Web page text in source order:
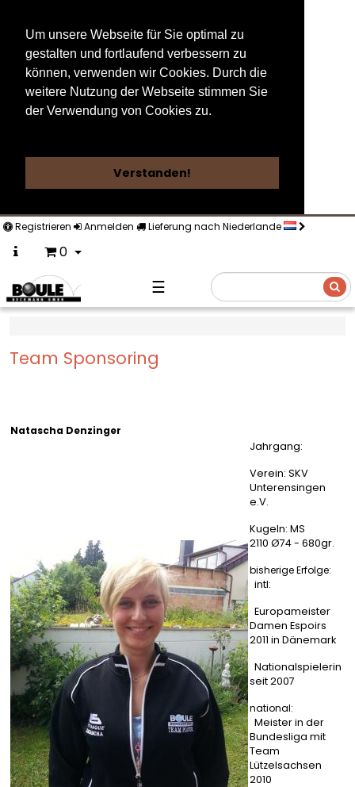
Um unsere Webseite für Sie optimal zu
gestalten und fortlaufend verbessern zu
können, verwenden wir Cookies. Durch die
weitere Nutzung der Webseite stimmen Sie
der Verwendung von Cookies zu.
Verstanden!
Registrieren Anmelden Lieferung nach Niederlande
0
☰
Team Sponsoring
Natascha Denzinger
Jahrgang:
Verein: SKV
Unterensingen
e.V.
Kugeln: MS
2110 Ø74 - 680gr.
bisherige Erfolge:
intl:
Europameister
Damen Espoirs
2011 in Dänemark
Nationalspielerin
seit 2007
national:
Meister in der
Bundesliga mit
Team
Lützelsachsen
2010